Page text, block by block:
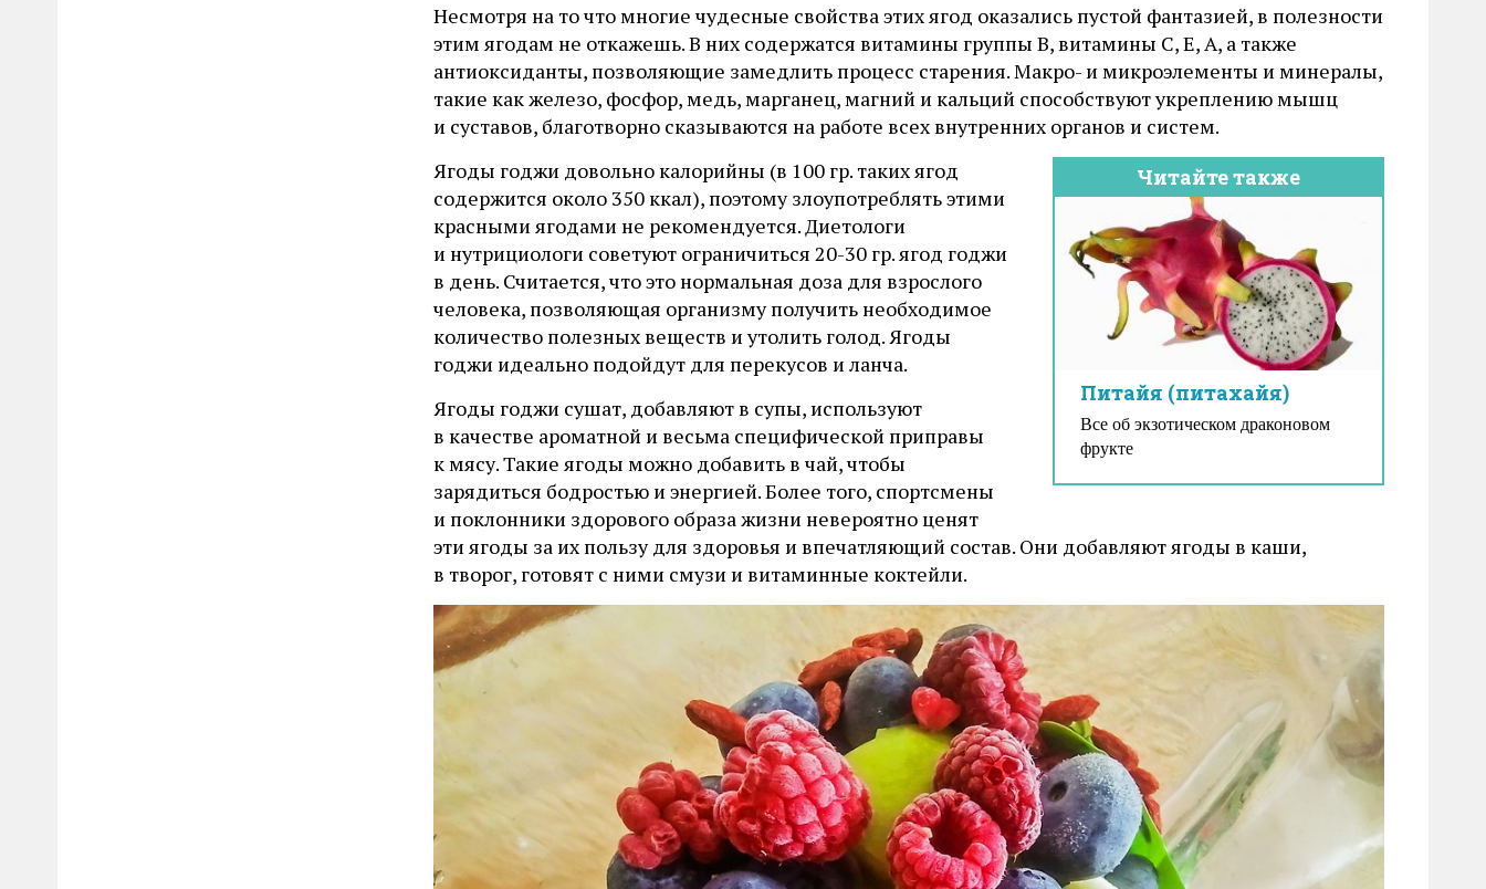
Несмотря на то что многие чудесные свойства этих ягод оказались пустой фантазией, в полезности
этим ягодам не откажешь. В них содержатся витамины группы В, витамины С, Е, А, а также
антиоксиданты, позволяющие замедлить процесс старения. Макро- и микроэлементы и минералы,
такие как железо, фосфор, медь, марганец, магний и кальций способствуют укреплению мышц
и суставов, благотворно сказываются на работе всех внутренних органов и систем.
Читайте также
Питайя (питахайя)
Все об экзотическом драконовом
фрукте
Ягоды годжи довольно калорийны (в 100 гр. таких ягод
содержится около 350 ккал), поэтому злоупотреблять этими
красными ягодами не рекомендуется. Диетологи
и нутрициологи советуют ограничиться 20-30 гр. ягод годжи
в день. Считается, что это нормальная доза для взрослого
человека, позволяющая организму получить необходимое
количество полезных веществ и утолить голод. Ягоды
годжи идеально подойдут для перекусов и ланча.
Ягоды годжи сушат, добавляют в супы, используют
в качестве ароматной и весьма специфической приправы
к мясу. Такие ягоды можно добавить в чай, чтобы
зарядиться бодростью и энергией. Более того, спортсмены
и поклонники здорового образа жизни невероятно ценят
эти ягоды за их пользу для здоровья и впечатляющий состав. Они добавляют ягоды в каши,
в творог, готовят с ними смузи и витаминные коктейли.